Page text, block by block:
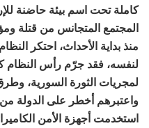
كاملة تحت اسم بيئة حاضنة
المجتمع المتجانس من قتلة
منذ بداية الأحداث، احتكر
لنفسه، فقد جرّم رأس
لمجريات الثورة السورية،
واعتبرهم أخطر على الدولة
استخدمت أجهزة الأمن